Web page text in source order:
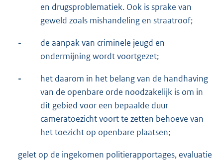
en drugsproblematiek. Ook is sprake van
geweld zoals mishandeling en straatroof;
-
de aanpak van criminele jeugd en
ondermijning wordt voortgezet;
-
het daarom in het belang van de handhaving
van de openbare orde noodzakelijk is om in
dit gebied voor een bepaalde duur
cameratoezicht voort te zetten behoeve van
het toezicht op openbare plaatsen;
gelet op de ingekomen politierapportages, evaluatie